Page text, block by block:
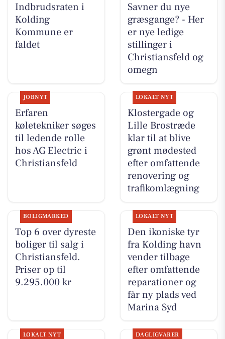
Indbrudsraten i
Kolding
Kommune er
faldet
Savner du nye
græsgange? - Her
er nye ledige
stillinger i
Christiansfeld og
omegn
JOBNYT
Erfaren
køletekniker søges
til ledende rolle
hos AG Electric i
Christiansfeld
LOKALT NYT
Klostergade og
Lille Brostræde
klar til at blive
grønt mødested
efter omfattende
renovering og
trafikomlægning
BOLIGMARKED
Top 6 over dyreste
boliger til salg i
Christiansfeld.
Priser op til
9.295.000 kr
LOKALT NYT
Den ikoniske tyr
fra Kolding havn
vender tilbage
efter omfattende
reparationer og
får ny plads ved
Marina Syd
LOKALT NYT DAGLIGVARER